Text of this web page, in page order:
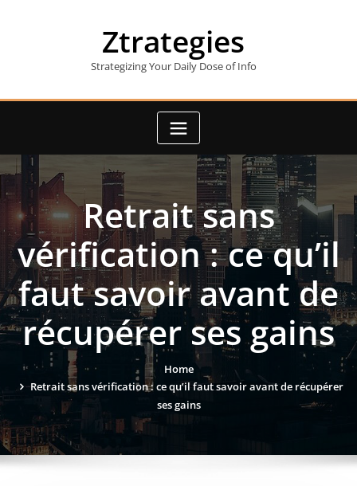
Ztrategies
Strategizing Your Daily Dose of Info
Retrait sans
vérification : ce qu’il
faut savoir avant de
récupérer ses gains
Home
Retrait sans vérification : ce qu’il faut savoir avant de récupérer
ses gains